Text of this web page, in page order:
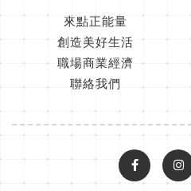
來點正能量
創造美好生活
職場商業經濟
聯絡我們